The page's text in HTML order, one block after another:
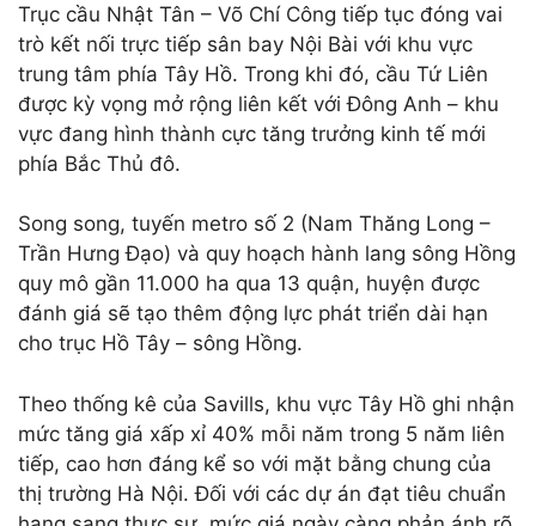
Trục cầu Nhật Tân – Võ Chí Công tiếp tục đóng vai
trò kết nối trực tiếp sân bay Nội Bài với khu vực
trung tâm phía Tây Hồ. Trong khi đó, cầu Tứ Liên
được kỳ vọng mở rộng liên kết với Đông Anh – khu
vực đang hình thành cực tăng trưởng kinh tế mới
phía Bắc Thủ đô.
Song song, tuyến metro số 2 (Nam Thăng Long –
Trần Hưng Đạo) và quy hoạch hành lang sông Hồng
quy mô gần 11.000 ha qua 13 quận, huyện được
đánh giá sẽ tạo thêm động lực phát triển dài hạn
cho trục Hồ Tây – sông Hồng.
Theo thống kê của Savills, khu vực Tây Hồ ghi nhận
mức tăng giá xấp xỉ 40% mỗi năm trong 5 năm liên
tiếp, cao hơn đáng kể so với mặt bằng chung của
thị trường Hà Nội. Đối với các dự án đạt tiêu chuẩn